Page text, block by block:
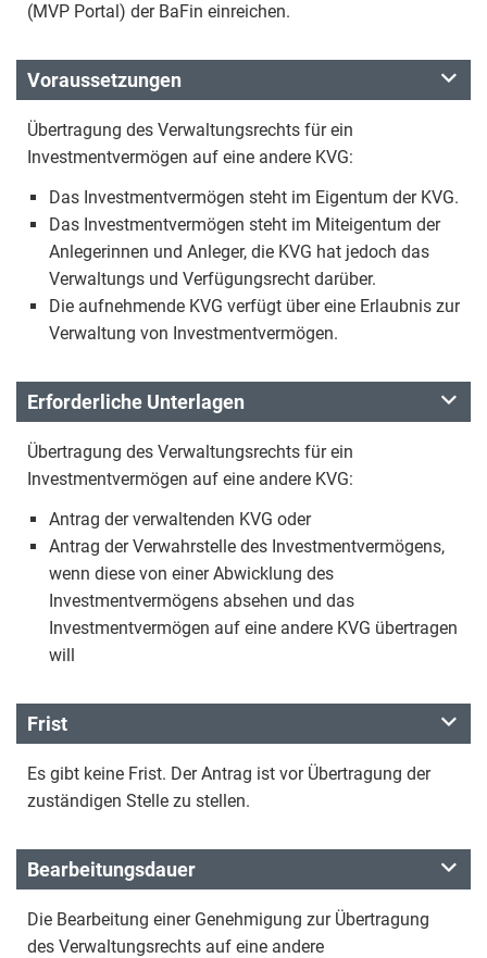
(MVP Portal) der BaFin einreichen.
Voraussetzungen
Übertragung des Verwaltungsrechts für ein
Investmentvermögen auf eine andere KVG:
Das Investmentvermögen steht im Eigentum der KVG.
Das Investmentvermögen steht im Miteigentum der
Anlegerinnen und Anleger, die KVG hat jedoch das
Verwaltungs und Verfügungsrecht darüber.
Die aufnehmende KVG verfügt über eine Erlaubnis zur
Verwaltung von Investmentvermögen.
Erforderliche Unterlagen
Übertragung des Verwaltungsrechts für ein
Investmentvermögen auf eine andere KVG:
Antrag der verwaltenden KVG oder
Antrag der Verwahrstelle des Investmentvermögens,
wenn diese von einer Abwicklung des
Investmentvermögens absehen und das
Investmentvermögen auf eine andere KVG übertragen
will
Frist
Es gibt keine Frist. Der Antrag ist vor Übertragung der
zuständigen Stelle zu stellen.
Bearbeitungsdauer
Die Bearbeitung einer Genehmigung zur Übertragung
des Verwaltungsrechts auf eine andere